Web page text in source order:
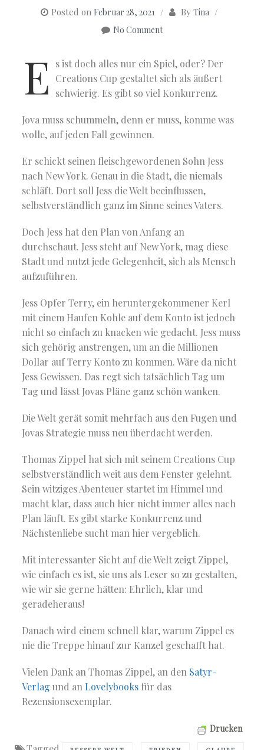
Posted on Februar 28, 2021 By Tina
No Comment
E
s ist doch alles nur ein Spiel, oder? Der
Creations Cup gestaltet sich als äußert
schwierig. Es gibt so viel Konkurrenz.
Jova muss schummeln, denn er muss, komme was
wolle, auf jeden Fall gewinnen.
Er schickt seinen fleischgewordenen Sohn Jess
nach New York. Genau in die Stadt, die niemals
schläft. Dort soll Jess die Welt beeinflussen,
selbstverständlich ganz im Sinne seines Vaters.
Doch Jess hat den Plan von Anfang an
durchschaut. Jess steht auf New York, mag diese
Stadt und nutzt jede Gelegenheit, sich als Mensch
aufzuführen.
Jess Opfer Terry, ein heruntergekommener Kerl
mit einem Haufen Kohle auf dem Konto ist jedoch
nicht so einfach zu knacken wie gedacht. Jess muss
sich gehörig anstrengen, um an die Millionen
Dollar auf Terry Konto zu kommen. Wäre da nicht
Jess Gewissen. Das regt sich tatsächlich Tag um
Tag und lässt Jovas Pläne ganz schön wanken.
Die Welt gerät somit mehrfach aus den Fugen und
Jovas Strategie muss neu überdacht werden.
Thomas Zippel hat sich mit seinem Creations Cup
selbstverständlich weit aus dem Fenster gelehnt.
Sein witziges Abenteuer startet im Himmel und
macht klar, dass auch hier nicht immer alles nach
Plan läuft. Es gibt starke Konkurrenz und
Nächstenliebe sucht man hier vergeblich.
Mit interessanter Sicht auf die Welt zeigt Zippel,
wie einfach es ist, sie uns als Leser so zu gestalten,
wie wir sie gerne hätten: Ehrlich, klar und
geradeheraus!
Danach wird einem schnell klar, warum Zippel es
nie die Treppe hinauf zur Kanzel geschafft hat.
Vielen Dank an Thomas Zippel, an den Satyr-
Verlag und anLovelybooks für das
Rezensionsexemplar.
Drucken